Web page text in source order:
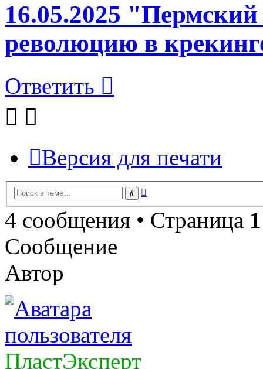
16.05.2025
революцию в
Ответить
Версия для печати
Поиск
4 сообщения • Страница 1
Сообщение
Автор
ПластЭксперт